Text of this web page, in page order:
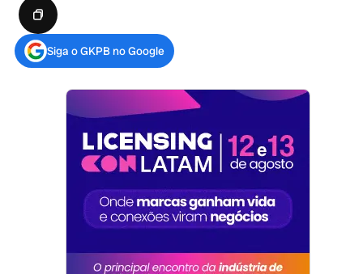
Siga o GKPB no Google